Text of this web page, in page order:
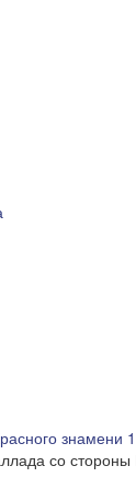
знамени
со стороны